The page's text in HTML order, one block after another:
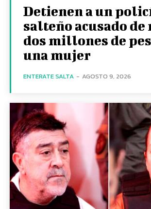
Detienen a un
salteño acusado de
dos millones de
una mujer
ENTERATE SALTA - AGOSTO 9, 2026